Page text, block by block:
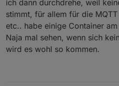
ich dann durchdrehe, weil
stimmt, für allem für die
etc.. habe einige Container am
Naja mal sehen, wenn sich
wird es wohl so kommen.